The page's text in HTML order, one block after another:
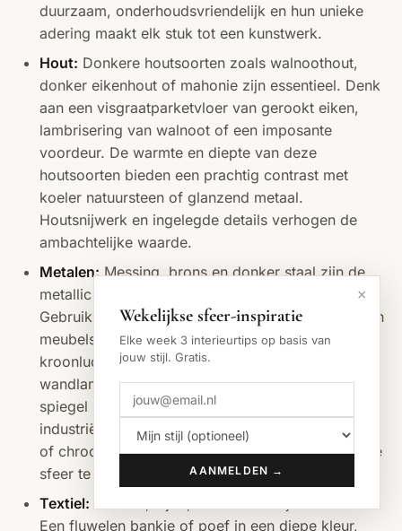
duurzaam, onderhoudsvriendelijk en hun unieke
adering maakt elk stuk tot een kunstwerk.
Hout: Donkere houtsoorten zoals walnoothout,
donker eikenhout of mahonie zijn essentieel. Denk
aan een visgraatparketvloer van gerookt eiken,
lambrisering van walnoot of een imposante
voordeur. De warmte en diepte van deze
houtsoorten bieden een prachtig contrast met
koeler natuursteen of glanzend metaal.
Houtsnijwerk en ingelegde details verhogen de
ambachtelijke waarde.
Metalen:Messing, brons en donker staal zijn de
metallic accenten die de grandeur completeren.
Gebruik ze voor verlichting, deurbeslag, poten van
meubels of decoratieve objecten. Een grote
kroonluchter van geborsteld messing,
wandlampen met bronzen accenten of een stalen
spiegel met een verouderde finish voegen een
industriële chic toe aan de klassieke basis. Zilver
of chroom kan ook, maar met mate, om de warme
sfeer te behouden.
Textiel:
Een fluwelen bankje of poef in een diepe kleur,
×
Wekelijkse sfeer-inspiratie
Elke week 3 interieurtips op basis van
jouw stijl. Gratis.
AANMELDEN →